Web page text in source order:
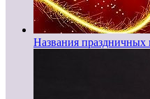
Названия праздничных